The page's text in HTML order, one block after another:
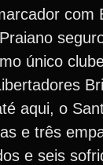
com
único
aqui, o
e três
e seis